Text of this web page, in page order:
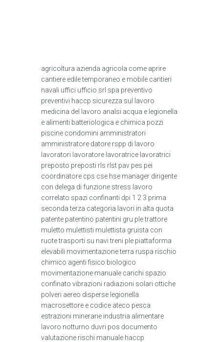
agricoltura azienda agricola come aprire
cantiere edile temporaneo e mobile cantieri
navali uffici ufficio srl spa preventivo
preventivi haccp sicurezza sul lavoro
medicina del lavoro analsi acqua e legionella
e alimenti batteriologica e chimica pozzi
piscine condomini amministratori
amministratore datore rspp di lavoro
lavoratori lavoratore lavoratrice lavoratrici
preposto preposti rls rlst pav pes pei
coordinatore cps cse hse manager dirigente
con delega di funzione stress lavoro
correlato spazi confinanti dpi 1 2 3 prima
seconda terza categoria lavori in alta quota
patente patentino patentini gru ple trattore
muletto mulettisti mulettista gruista con
ruote trasporti su navi treni ple piattaforma
elevabili movimentazione terra ruspa rischio
chimico agenti fisico biologico
movimentazione manuale carichi spazio
confinato vibrazioni radiazioni solari ottiche
polveri aereo disperse legionella
macrosettore e codice ateco pesca
estrazioni minerarie industria alimentare
lavoro notturno duvri pos documento
valutazione rischi manuale haccp